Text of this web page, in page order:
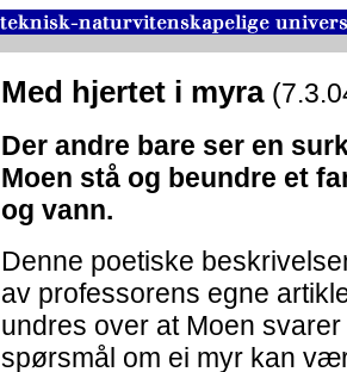
Med hjertet i myra
Der andre bare ser en
Moen stå og beundre et
og vann.
Denne poetiske
av professorens egne
undres over at Moen
spørsmål om ei myr kan